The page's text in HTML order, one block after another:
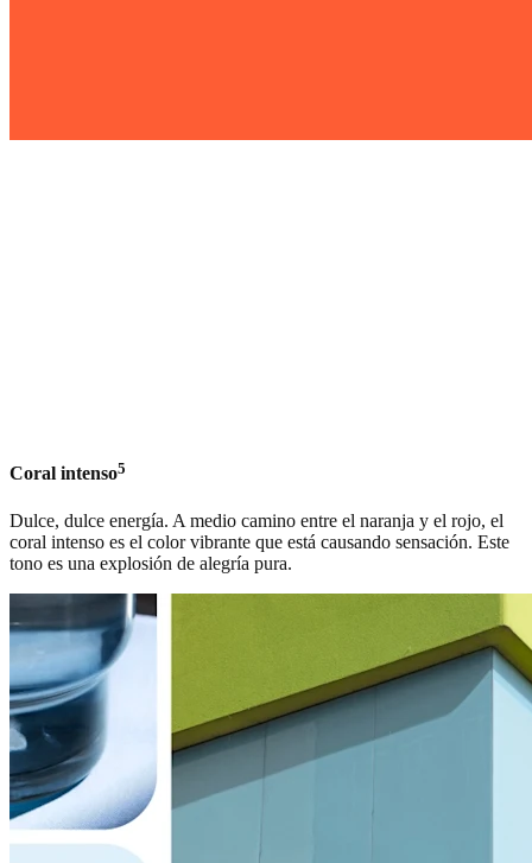
Coral intenso5
Dulce, dulce energía. A medio camino entre el naranja y el rojo, el
coral intenso es el color vibrante que está causando sensación. Este
tono es una explosión de alegría pura.